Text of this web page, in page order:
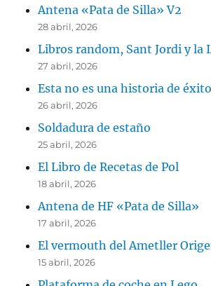
Antena «Pata de Silla» V2
28 abril, 2026
Libros random, Sant Jordi y la
27 abril, 2026
Esta no es una historia de éxito
26 abril, 2026
Soldadura de estaño
25 abril, 2026
El Libro de Recetas de Pol
18 abril, 2026
Antena de HF «Pata de Silla»
17 abril, 2026
El vermouth del Ametller
15 abril, 2026